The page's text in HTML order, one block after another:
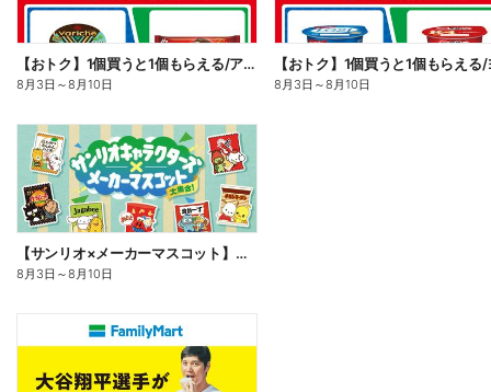
【おトク】1個買うと1個もらえる/アイス
8月3日 ～8月10日 8月3日 ～8月10日
【サンリオ×メーカーマスコット】オリジナルグッズ貰える!
8月3日 ～8月10日